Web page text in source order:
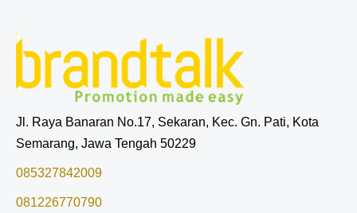
Jl. Raya Banaran No.17, Sekaran, Kec. Gn. Pati, Kota
Semarang, Jawa Tengah 50229
085327842009
081226770790